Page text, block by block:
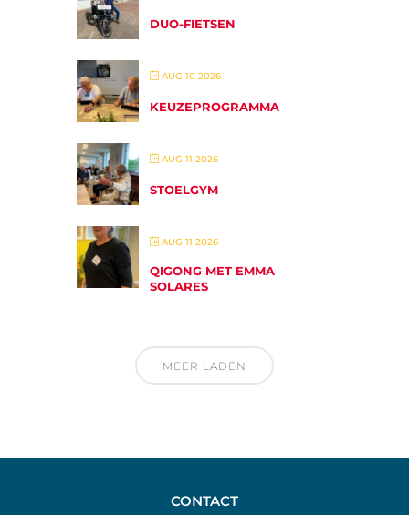
DUO-FIETSEN
AUG 10 2026
KEUZEPROGRAMMA
AUG 11 2026
STOELGYM
AUG 11 2026
QIGONG MET EMMA
SOLARES
MEER LADEN
CONTACT